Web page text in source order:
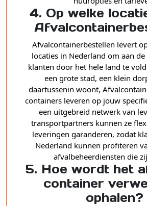
4. Op welke
Afvalcontainerbestellen levert
locaties in Nederland om aan
klanten door het hele land te
een grote stad, een klein
daartussenin woont,
containers leveren op jouw
een uitgebreid netwerk van
transportpartners kunnen ze
leveringen garanderen, zodat
Nederland kunnen profiteren
afvalbeheerdiensten die
5. Hoe wordt het
container
ophalen?